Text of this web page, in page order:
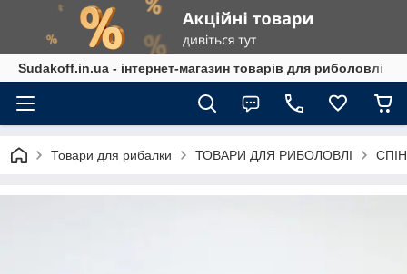
Sudakoff.in.ua - інтернет-магазин товарів для риболовлі
Товари для рибалки ТОВАРИ ДЛЯ РИБОЛОВЛІ